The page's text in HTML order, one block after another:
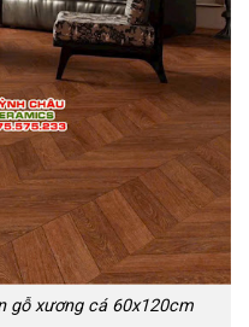
gỗ xương cá 60x120cm